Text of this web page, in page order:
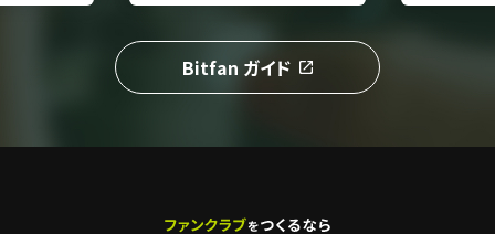
Bitfan ガイド